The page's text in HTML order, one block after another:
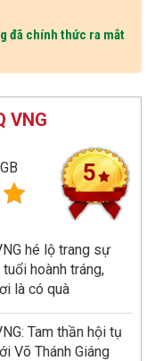
đã chính thức ra mắt
VNG
5
hé lộ trang sự
hoành tráng,
là có quà
Tam thần hội tụ
Võ Thánh Giáng